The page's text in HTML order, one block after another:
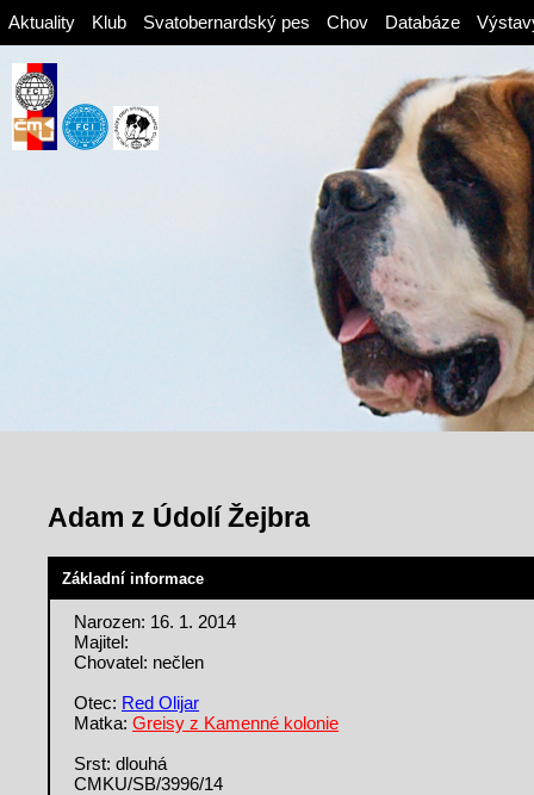
Aktuality Klub Svatobernardský pes Chov Databáze
Adam z Údolí Žejbra
Základní informace
Narozen: 16. 1. 2014
Majitel:
Chovatel: nečlen
Otec: Red Olijar
Matka: Greisy z Kamenné kolonie
Srst: dlouhá
CMKU/SB/3996/14